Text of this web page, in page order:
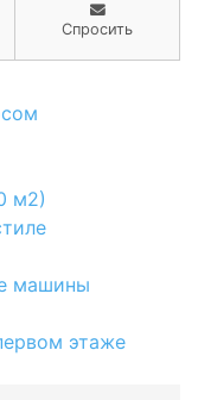
Спросить
м2)
машины
этаже